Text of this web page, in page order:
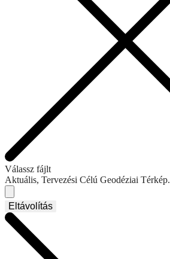
Válassz fájlt
Aktuális, Tervezési Célú Geodéziai Térkép.
Eltávolítás